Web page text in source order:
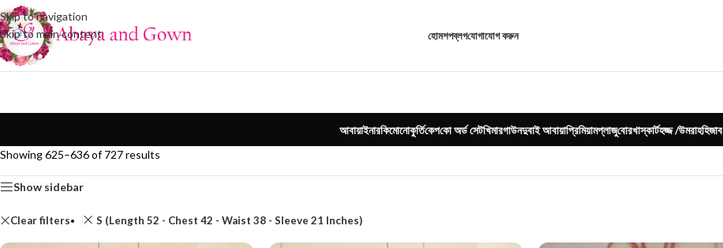
Skip to navigation
Skip to main content
হোমশপব্লগযোগাযোগ করুন
আবায়াইনারকিমোনোকুর্তিকেপকো অর্ড সেটখিমারগাউনদুবাই আবায়াপ্রিমিয়ামপ্লাজুবোরখাস্কার্টহজ্জ /উমরাহহিজাব
Showing 625–636 of 727 results
Show sidebar
Clear filters S (Length 52 - Chest 42 - Waist 38 - Sleeve 21 Inches)